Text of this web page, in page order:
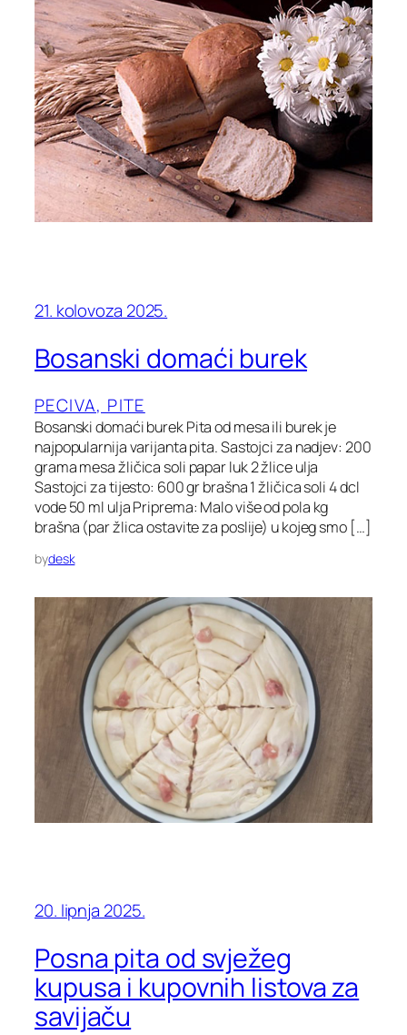
21. kolovoza 2025.
Bosanski domaći burek
PECIVA, PITE
Bosanski domaći burek Pita od mesa ili burek je
najpopularnija varijanta pita. Sastojci za nadjev: 200
grama mesa žličica soli papar luk 2 žlice ulja
Sastojci za tijesto: 600 gr brašna 1 žličica soli 4 dcl
vode 50 ml ulja Priprema: Malo više od pola kg
brašna (par žlica ostavite za poslije) u kojeg smo […]
bydesk
20. lipnja 2025.
Posna pita od svježeg
kupusa i kupovnih listova za
savijaču